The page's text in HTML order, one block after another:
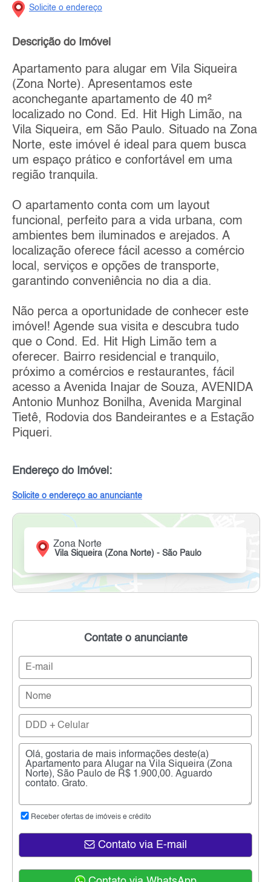
Solicite o endereço
Descrição do Imóvel
Apartamento para alugar em Vila Siqueira
(Zona Norte). Apresentamos este
aconchegante apartamento de 40 m²
localizado no Cond. Ed. Hit High Limão, na
Vila Siqueira, em São Paulo. Situado na Zona
Norte, este imóvel é ideal para quem busca
um espaço prático e confortável em uma
região tranquila.
O apartamento conta com um layout
funcional, perfeito para a vida urbana, com
ambientes bem iluminados e arejados. A
localização oferece fácil acesso a comércio
local, serviços e opções de transporte,
garantindo conveniência no dia a dia.
Não perca a oportunidade de conhecer este
imóvel! Agende sua visita e descubra tudo
que o Cond. Ed. Hit High Limão tem a
oferecer. Bairro residencial e tranquilo,
próximo a comércios e restaurantes, fácil
acesso a Avenida Inajar de Souza, AVENIDA
Antonio Munhoz Bonilha, Avenida Marginal
Tietê, Rodovia dos Bandeirantes e a Estação
Piqueri.
Endereço do Imóvel:
Solicite o endereço ao anunciante
Zona Norte
Vila Siqueira (Zona Norte) - São Paulo
Contate o anunciante
Receber ofertas de imóveis e crédito
Contato via E-mail